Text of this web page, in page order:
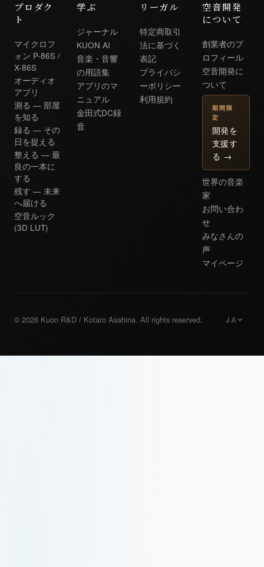
プロダク
ト
マイクロフ
ォン P-86S /
X-86S
オーディオ
アプリ
測る — 部屋
を知る
録る — その
日を捉える
整える — 最
良の一本に
する
残す — 未来
へ届ける
空音ルック
(3D LUT)
学ぶ
ジャーナル
KUON AI
音楽・音響
の用語集
アプリのマ
ニュアル
金田式DC録
音
リーガル
特定商取引
法に基づく
表記
プライバシ
ーポリシー
利用規約
空音開発
について
創業者のプ
ロフィール
空音開発に
ついて
期間限
定
開発を
支援す
る →
世界の音楽
家
お問い合わ
せ
みなさんの
声
マイページ
© 2026 Kuon R&D / Kotaro Asahina. All rights reserved. JA